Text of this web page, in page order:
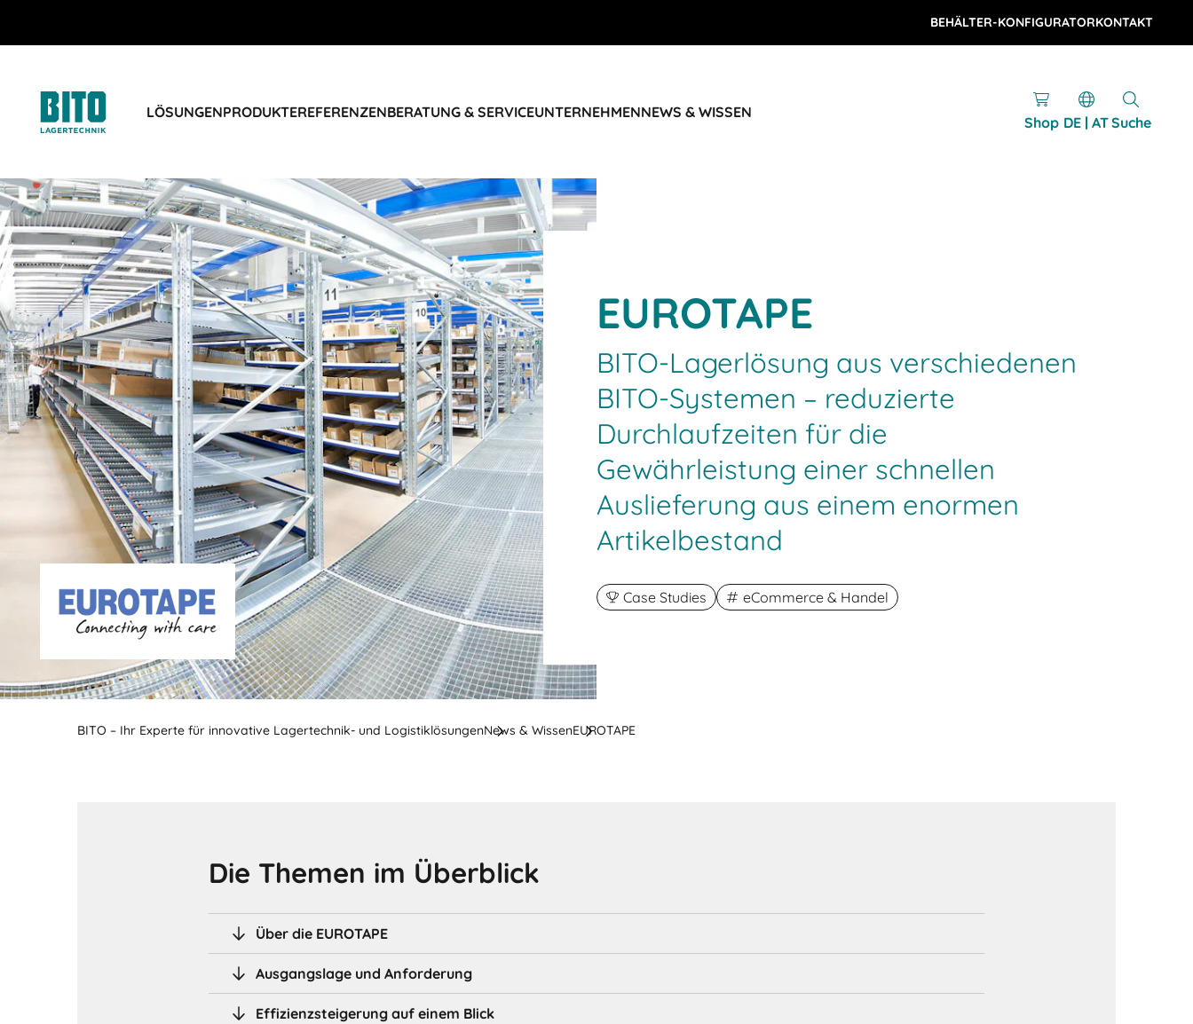
BEHÄLTER-KONFIGURATORKONTAKT
LÖSUNGENPRODUKTEREFERENZENBERATUNG & SERVICEUNTERNEHMENNEWS & WISSEN
Shop DE | ATSuche
EUROTAPE
BITO-Lagerlösung aus verschiedenen
BITO-Systemen – reduzierte
Durchlaufzeiten für die
Gewährleistung einer schnellen
Auslieferung aus einem enormen
Artikelbestand
Case Studies eCommerce & Handel
BITO – Ihr Experte für innovative Lagertechnik- und LogistiklösungenNews & WissenEUROTAPE
Die Themen im Überblick
Über die EUROTAPE
Ausgangslage und Anforderung
Effizienzsteigerung auf einem Blick